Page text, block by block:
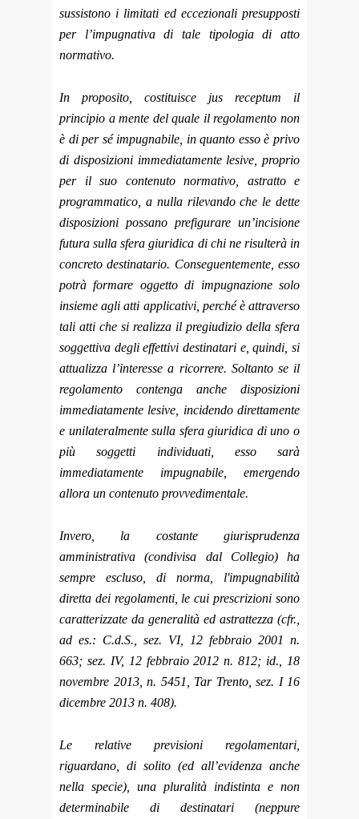
sussistono i limitati ed eccezionali presupposti
per l’impugnativa di tale tipologia di atto
normativo.
In proposito, costituisce jus receptum il
principio a mente del quale il regolamento non
è di per sé impugnabile, in quanto esso è privo
di disposizioni immediatamente lesive, proprio
per il suo contenuto normativo, astratto e
programmatico, a nulla rilevando che le dette
disposizioni possano prefigurare un’incisione
futura sulla sfera giuridica di chi ne risulterà in
concreto destinatario. Conseguentemente, esso
potrà formare oggetto di impugnazione solo
insieme agli atti applicativi, perché è attraverso
tali atti che si realizza il pregiudizio della sfera
soggettiva degli effettivi destinatari e, quindi, si
attualizza l’interesse a ricorrere. Soltanto se il
regolamento contenga anche disposizioni
immediatamente lesive, incidendo direttamente
e unilateralmente sulla sfera giuridica di uno o
più soggetti individuati, esso sarà
immediatamente impugnabile, emergendo
allora un contenuto provvedimentale.
Invero, la costante giurisprudenza
amministrativa (condivisa dal Collegio) ha
sempre escluso, di norma, l'impugnabilità
diretta dei regolamenti, le cui prescrizioni sono
caratterizzate da generalità ed astrattezza (cfr.,
ad es.: C.d.S., sez. VI, 12 febbraio 2001 n.
663; sez. IV, 12 febbraio 2012 n. 812; id., 18
novembre 2013, n. 5451, Tar Trento, sez. I 16
dicembre 2013 n. 408).
Le relative previsioni regolamentari,
riguardano, di solito (ed all’evidenza anche
nella specie), una pluralità indistinta e non
determinabile di destinatari (neppure